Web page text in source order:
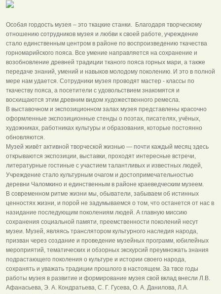
Особая гордость музея – это ткацкие станки. Благодаря творческому
отношению сотрудников музея и любви к своей работе, учреждение
стало единственным центром в районе по воспроизведению ткачества
горномарийского пояса. Все умение направляется на сохранение и
возобновление древней традиции тканого пояса горных мари, а также
передаче знаний, умений и навыков молодому поколению. И это в полной
мере нам удается. Сотрудники музея проводят мастер - классы по
ткачеству пояса, а посетители с удовольствием знакомятся и
восхищаются этим древним видом художественного ремесла.
В выставочном и экспозиционном залах музея представлены красочно
оформленные экспозиционные стенды о поэтах, писателях, учёных,
художниках, работниках культуры и образования, которые постоянно
обновляются.
Музей живёт активной творческой жизнью — почти каждый месяц здесь
открываются экспозиции, выставки, проходят интересные встречи,
литературные гостиные с участием талантливых и известных людей,
Учреждение стало культурным очагом и достопримечательностью
деревни Чаломкино и единственным в районе краеведческим музеем.
В современном ритме жизни мы, обыватели, забываем об истинных
ценностях жизни, и порой не задумываемся о том, что останется от нас в
назидание последующим поколениям людей. А главную миссию
сохранения социальной памяти, преемственноcти поколений несут
музеи. Музей, являясь транслятором культурного наследия народа,
призван через создание и проведение музейных программ, юбилейных
мероприятий, тематических и обзорных экскурсий преумножать знания
подрастающего поколения о культуре и истории своего народа,
сохранять и уважать традиции прошлого в настоящем. За твсе годы
работы музея в развитие и формирование музея свой вклад внесли Л.В.
Афанасьева, Э. А. Кондратьева, С. Г. Гусева, О. А. Данилова, Л.А.